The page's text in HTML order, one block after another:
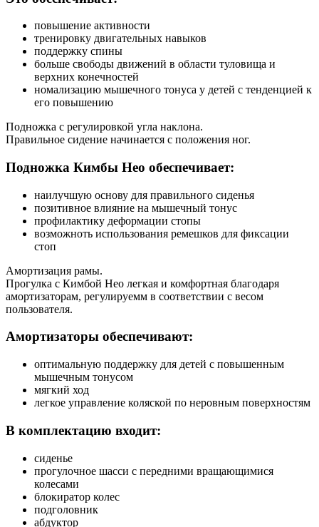
повышение активности
тренировку двигательных навыков
поддержку спины
больше свободы движений в области туловища и
верхних конечностей
номализацию мышечного тонуса у детей с тенденцией к
его повышению
Подножка с регулировкой угла наклона.
Правильное сидение начинается с положения ног.
Подножка Кимбы Нео обеспечивает:
наилучшую основу для правильного сиденья
позитивное влияние на мышечный тонус
профилактику деформации стопы
возможноть использования ремешков для фиксации
стоп
Амортизация рамы.
Прогулка с Кимбой Нео легкая и комфортная благодаря
амортизаторам, регулируемм в соответствии с весом
пользователя.
Амортизаторы обеспечивают:
оптимальную поддержку для детей с повышенным
мышечным тонусом
мягкий ход
легкое управление коляской по неровным поверхностям
В комплектацию входит:
сиденье
прогулочное шасси с передними вращающимися
колесами
блокиратор колес
подголовник
абдуктор